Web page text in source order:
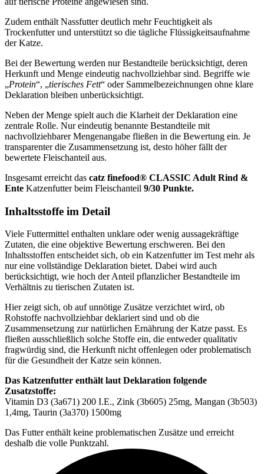
Zudem enthält Nassfutter deutlich mehr Feuchtigkeit als
Trockenfutter und unterstützt so die tägliche Flüssigkeitsaufnahme
der Katze.
Bei der Bewertung werden nur Bestandteile berücksichtigt, deren
Herkunft und Menge eindeutig nachvollziehbar sind. Begriffe wie
„Protein“, „tierisches Fett“ oder Sammelbezeichnungen ohne klare
Deklaration bleiben unberücksichtigt.
Neben der Menge spielt auch die Klarheit der Deklaration eine
zentrale Rolle. Nur eindeutig benannte Bestandteile mit
nachvollziehbarer Mengenangabe fließen in die Bewertung ein. Je
transparenter die Zusammensetzung ist, desto höher fällt der
bewertete Fleischanteil aus.
Insgesamt erreicht das catz finefood® CLASSIC Adult Rind &
Ente Katzenfutterbeim Fleischanteil 9/30 Punkte.
Inhaltsstoffe im Detail
Viele Futtermittel enthalten unklare oder wenig aussagekräftige
Zutaten, die eine objektive Bewertung erschweren. Bei den
Inhaltsstoffen entscheidet sich, ob ein Katzenfutter im Test mehr als
nur eine vollständige Deklaration bietet. Dabei wird auch
berücksichtigt, wie hoch der Anteil pflanzlicher Bestandteile im
Verhältnis zu tierischen Zutaten ist.
Hier zeigt sich, ob auf unnötige Zusätze verzichtet wird, ob
Rohstoffe nachvollziehbar deklariert sind und ob die
Zusammensetzung zur natürlichen Ernährung der Katze passt. Es
fließen ausschließlich solche Stoffe ein, die entweder qualitativ
fragwürdig sind, die Herkunft nicht offenlegen oder problematisch
für die Gesundheit der Katze sein können.
Das Katzenfutter enthält laut Deklaration folgende
Zusatzstoffe:
Vitamin D3 (3a671) 200 I.E., Zink (3b605) 25mg, Mangan (3b503)
1,4mg, Taurin (3a370) 1500mg
Das Futter enthält keine problematischen Zusätze und erreicht
deshalb die volle Punktzahl.